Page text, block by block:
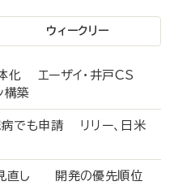
ウィークリー
化 エーザイ・井戸CS
構築
でも申請 リリー、日米
見直し 開発の優先順位